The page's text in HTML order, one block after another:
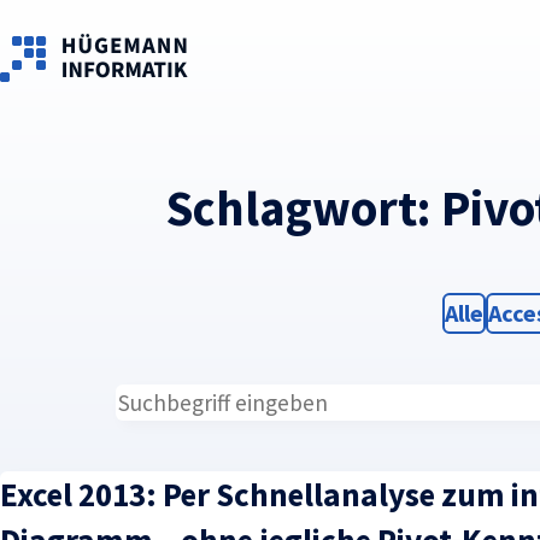
Schlagwort:
Filter
Alle
Excel 2013: Per Schnellanalyse zum